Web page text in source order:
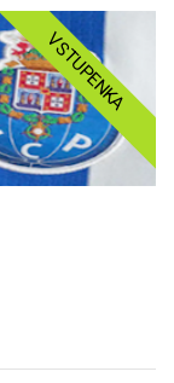
VSTUPENKA